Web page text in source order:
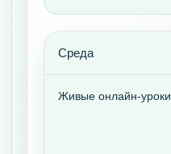
Среда
Живые онлайн-уроки